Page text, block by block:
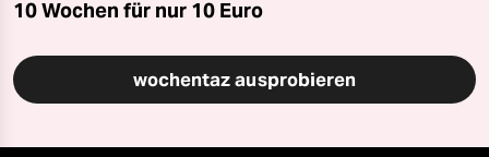
10 Wochen für nur 10 Euro
wochentaz ausprobieren